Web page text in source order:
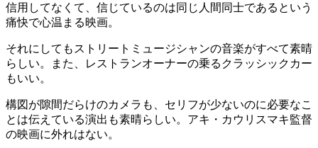
信用してなくて、信じているのは同じ人間同士であるという
痛快で心温まる映画。
それにしてもストリートミュージシャンの音楽がすべて素晴
らしい。また、レストランオーナーの乗るクラッシックカー
もいい。
構図が隙間だらけのカメラも、セリフが少ないのに必要なこ
とは伝えている演出も素晴らしい。アキ・カウリスマキ監督
の映画に外れはない。